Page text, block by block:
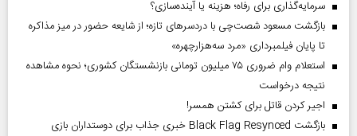
سرمایه‌گذاری برای رفاه؛ هزینه یا آینده‌سازی؟
بازگشت مسعود شصت‌چی با دردسر‌های تازه؛ از شایعه حضور در میز مذاکره
تا پایان فیلمبرداری «مرد سه‌هزارچهره»
استعلام وام ضروری ۷۵ میلیون تومانی بازنشستگان کشوری؛ نحوه مشاهده
نتیجه درخواست
اجیر کردن قاتل برای کشتن همسر!
بازگشت Black Flag Resynced خبری جذاب برای دوستداران بازی